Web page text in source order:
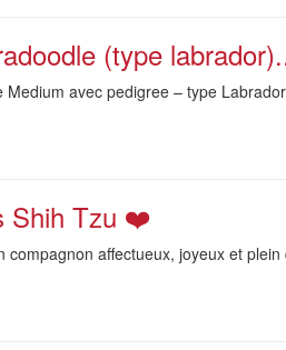
(type
Medium avec pedigree – type
Shih Tzu ❤️
compagnon affectueux, joyeux et